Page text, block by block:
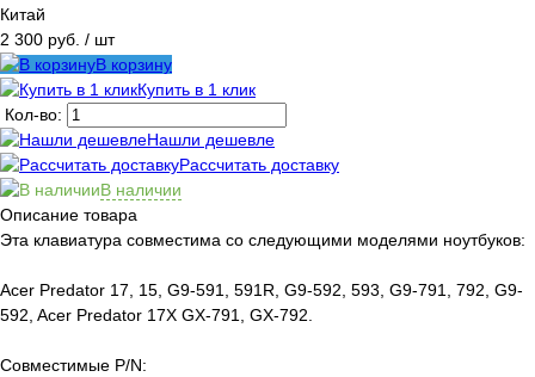
Китай
2 300 руб. / шт
В корзину
Купить в 1 клик
Кол-во:
Нашли дешевле
Рассчитать доставку
В наличии
Описание товара
Эта клавиатура совместима со следующими моделями ноутбуков:
Acer Predator 17, 15, G9-591, 591R, G9-592, 593, G9-791, 792, G9-
592, Acer Predator 17X GX-791, GX-792.
Совместимые P/N: